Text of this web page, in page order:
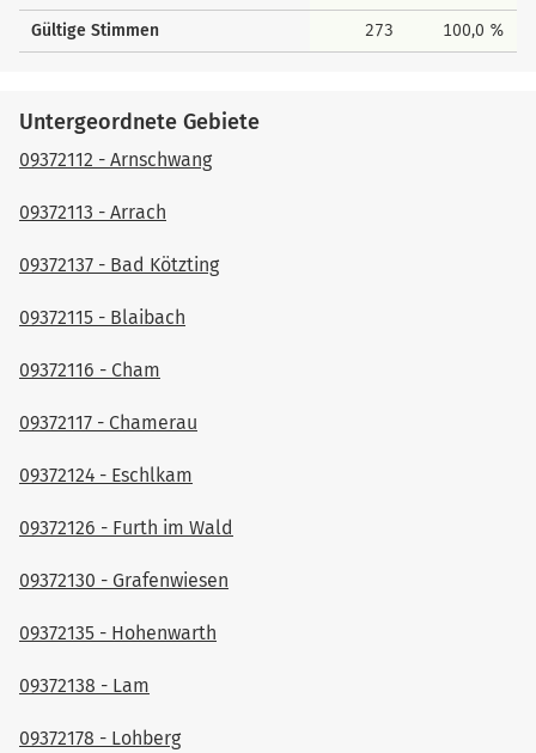
Gültige Stimmen 273 100,0 %
Untergeordnete Gebiete
09372112 - Arnschwang
09372113 - Arrach
09372137 - Bad Kötzting
09372115 - Blaibach
09372116 - Cham
09372117 - Chamerau
09372124 - Eschlkam
09372126 - Furth im Wald
09372130 - Grafenwiesen
09372135 - Hohenwarth
09372138 - Lam
09372178 - Lohberg